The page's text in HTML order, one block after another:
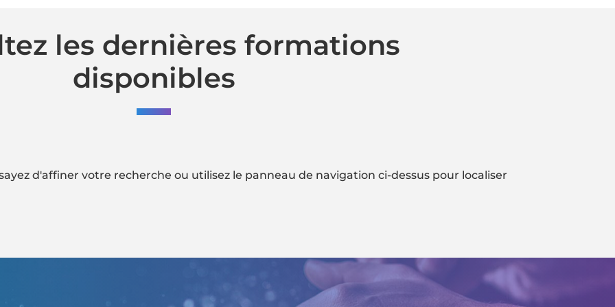
les dernières formations
disponibles
d'affiner votre recherche ou utilisez le panneau de navigation ci-dessus pour localiser